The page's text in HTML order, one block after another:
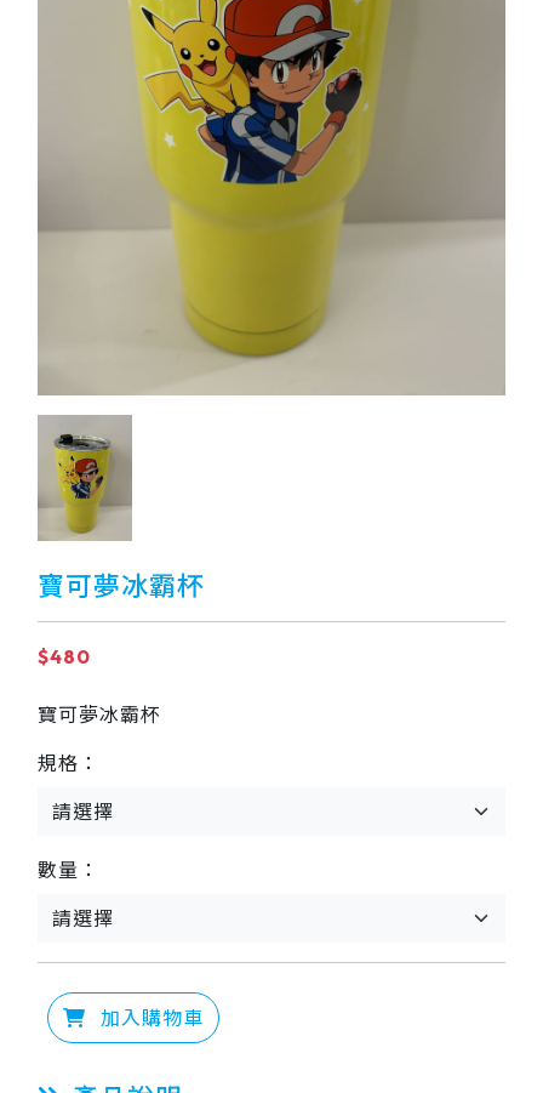
寶可夢冰霸杯
$480
寶可夢冰霸杯
規格：
數量：
加入購物車